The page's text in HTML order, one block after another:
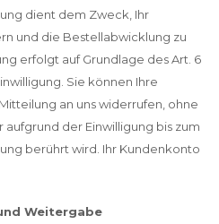
dient dem Zweck, Ihr
und die Bestellabwicklung zu
erfolgt auf Grundlage des Art. 6
Sie können Ihre
an uns widerrufen, ohne
der Einwilligung bis zum
berührt wird. Ihr Kundenkonto
Weitergabe